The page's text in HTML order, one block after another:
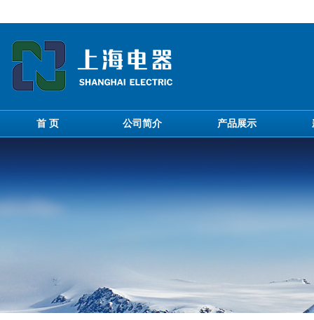
首 页 公司简介 产品展示